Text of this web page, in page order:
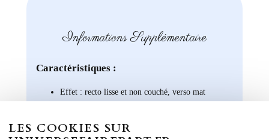
Informations Supplémentaire
Caractéristiques :
Effet : recto lisse et non couché, verso mat
FAIRE-PART LIVRET Grammage : 250 g/m²
370 g/m²
LES COOKIES SUR